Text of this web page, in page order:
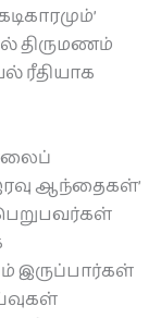
திருமணம்
ரீதியாக
ஆந்தைகள்’
பெறுபவர்கள்
இருப்பார்கள்